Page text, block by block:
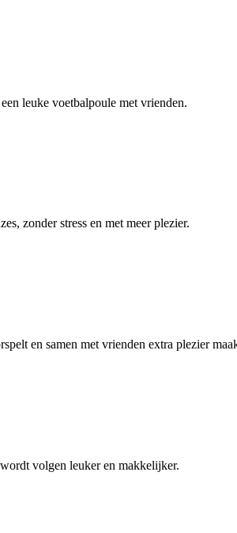
leuke voetbalpoule met vrienden.
zonder stress en met meer plezier.
en samen met vrienden extra plezier
volgen leuker en makkelijker.